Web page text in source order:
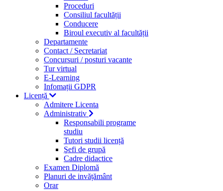
Proceduri
Consiliul facultății
Conducere
Biroul executiv al facultății
Departamente
Contact / Secretariat
Concursuri / posturi vacante
Tur virtual
E-Learning
Infomații GDPR
Licență
Admitere Licenta
Administrativ
Responsabili programe
studiu
Tutori studii licență
Şefi de grupă
Cadre didactice
Examen Diplomă
Planuri de invățământ
Orar